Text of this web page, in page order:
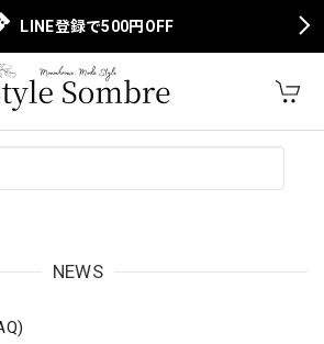
LINE登録で500円OFF
NEWS